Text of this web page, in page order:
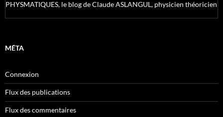
PHYSMATIQUES, le blog de Claude ASLANGUL, physicien théoricien
MÉTA
Connexion
Flux des publications
Flux des commentaires